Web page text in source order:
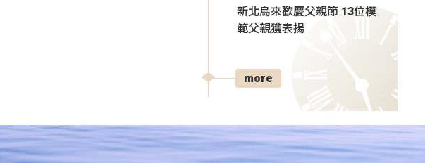
新北烏來歡慶父親節 13位模
範父親獲表揚
more